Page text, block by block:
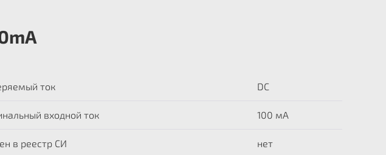
ток DC
входной ток 100 мА
в реестр СИ нет